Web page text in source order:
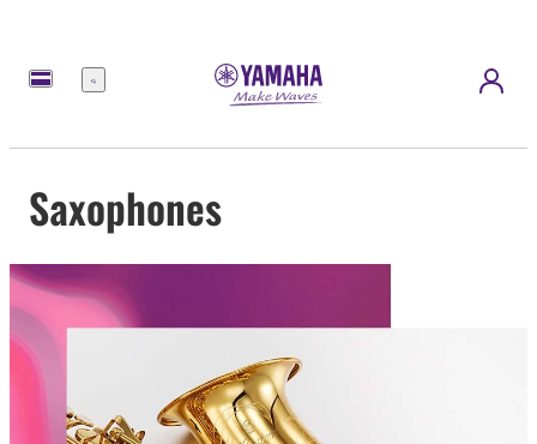
Menu
Saxophones